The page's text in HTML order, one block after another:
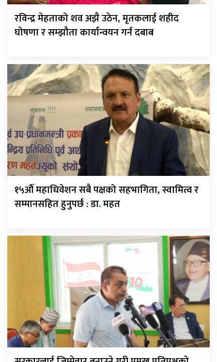
रविन्द्र मेहताको शव अझै उठेन, मृतकलाई शहीद
घोषणा र सम्झौता कार्यान्वयन गर्न दबाब
१५औँ महाधिवेशन सबै पक्षको सहभागिता, स्वामित्व र
सम्मानसहित हुनुपर्छ : डा. महत